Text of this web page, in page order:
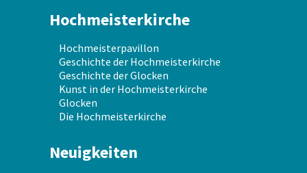
Hochmeisterkirche
Hochmeisterpavillon
Geschichte der Hochmeisterkirche
Geschichte der Glocken
Kunst in der Hochmeisterkirche
Glocken
Die Hochmeisterkirche
Neuigkeiten